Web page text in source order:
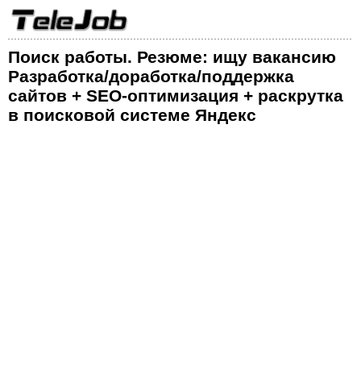
Поиск работы. Резюме: ищу вакансию
Разработка/доработка/поддержка
сайтов + SEO-оптимизация + раскрутка
в поисковой системе Яндекс